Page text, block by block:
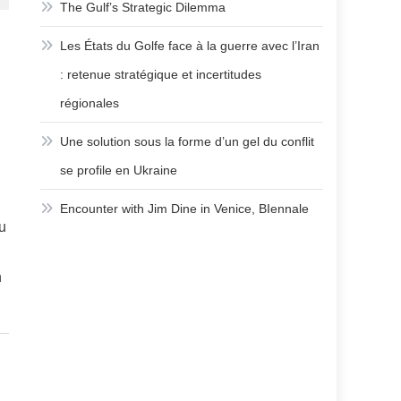
The Gulf’s Strategic Dilemma
Les États du Golfe face à la guerre avec l’Iran
: retenue stratégique et incertitudes
régionales
Une solution sous la forme d’un gel du conflit
se profile en Ukraine
Encounter with Jim Dine in Venice, BIennale